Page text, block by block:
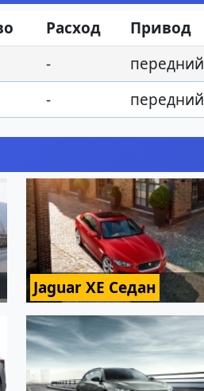
Расход
Привод
-
передний
- передний
Jaguar XE Седан